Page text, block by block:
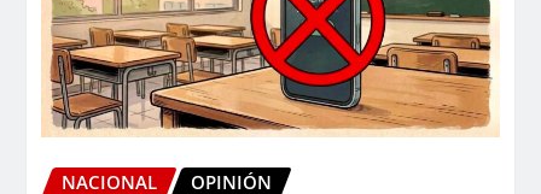
NACIONAL OPINIÓN